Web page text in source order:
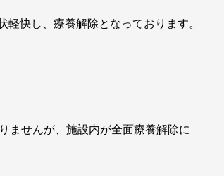
快し、療養解除となっております。
ませんが、施設内が全面療養解除に